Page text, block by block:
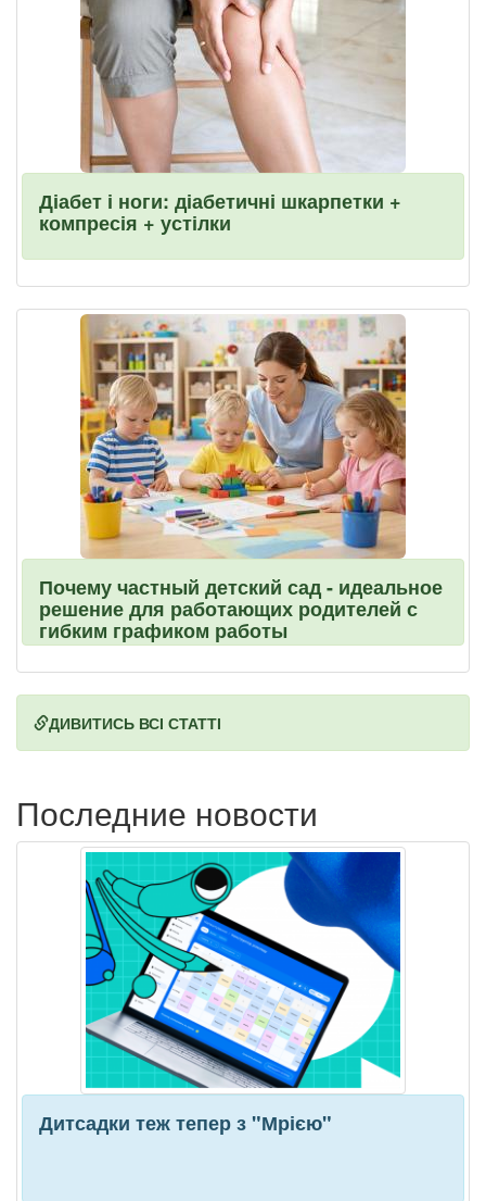
Діабет і ноги: діабетичні шкарпетки +
компресія + устілки
Почему частный детский сад - идеальное
решение для работающих родителей с
гибким графиком работы
ДИВИТИСЬ ВСІ СТАТТІ
Последние новости
Дитсадки теж тепер з "Мрією"